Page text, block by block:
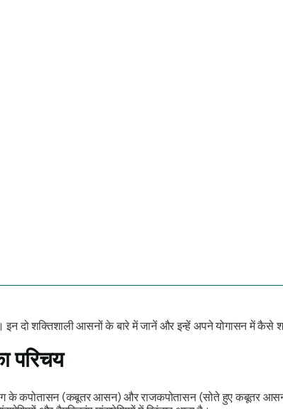
इन दो शक्तिशाली आसनों के बारे में जानें और इन्हें अपने योगासन में कैसे
परिचय
केकपोतासन (कबूतर आसन) औरराजकपोतासन (सोते हुए कबूतर